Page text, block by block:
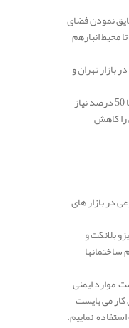
نمودن فضای
محیط انبارهم
بازار تهران و
این عایق ها نسوز پشمی می تواند تا 50 درصد نیاز
کاهش
در بازار های
بلانکت و
ساختمانها
موارد ایمنی
کار می بایست
نماییم.